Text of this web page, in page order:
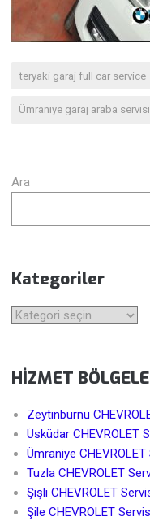
teryaki garaj full car service
Ümraniye garaj araba servisi
Ara
Kategoriler
Kategoriler
HİZMET
Zeytinburnu
Üsküdar CHEVROLET
Ümraniye CHEVROLET
Tuzla CHEVROLET
Şişli CHEVROLET
Şile CHEVROLET